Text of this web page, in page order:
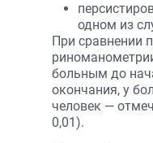
одном из
При сравнении
больным до
окончания, у
человек —
0,01).